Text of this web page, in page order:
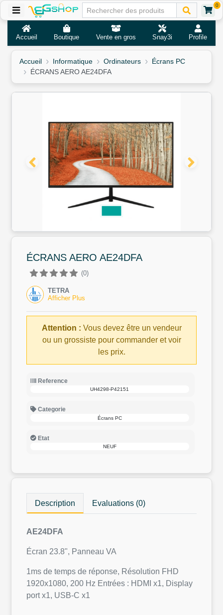
0
Accueil Boutique Vente en gros Snay3i Profile
Accueil Informatique Ordinateurs
Écrans PC
ÉCRANS AERO AE24DFA
ÉCRANS AERO AE24DFA
(0)
TETRA
Afficher Plus
Attention : Vous devez être un vendeur
ou un grossiste pour commander et voir
les prix.
Reference
UH4298-P42151
Categorie
Écrans PC
Etat
NEUF
Description Evaluations (0)
AE24DFA
Écran 23.8", Panneau VA
1ms de temps de réponse, Résolution FHD
1920x1080, 200 Hz Entrées : HDMI x1, Display
port x1, USB-C x1